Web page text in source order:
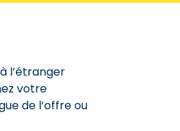
l’étranger
votre
de l’offre ou